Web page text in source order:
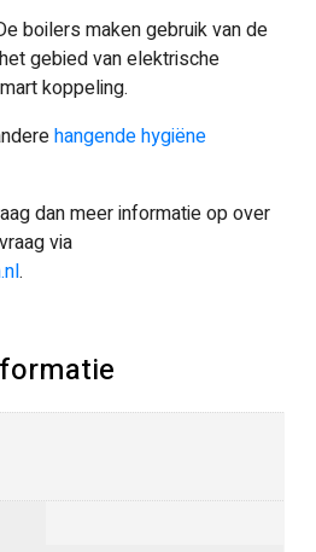
boilers maken gebruik van de
gebied van elektrische
koppeling.
hangende hygiëne
dan meer informatie op over
via
.